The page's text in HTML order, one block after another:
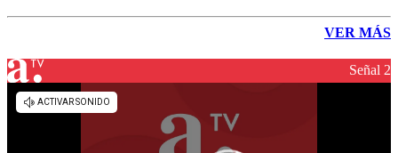
VER MÁS
Señal 2